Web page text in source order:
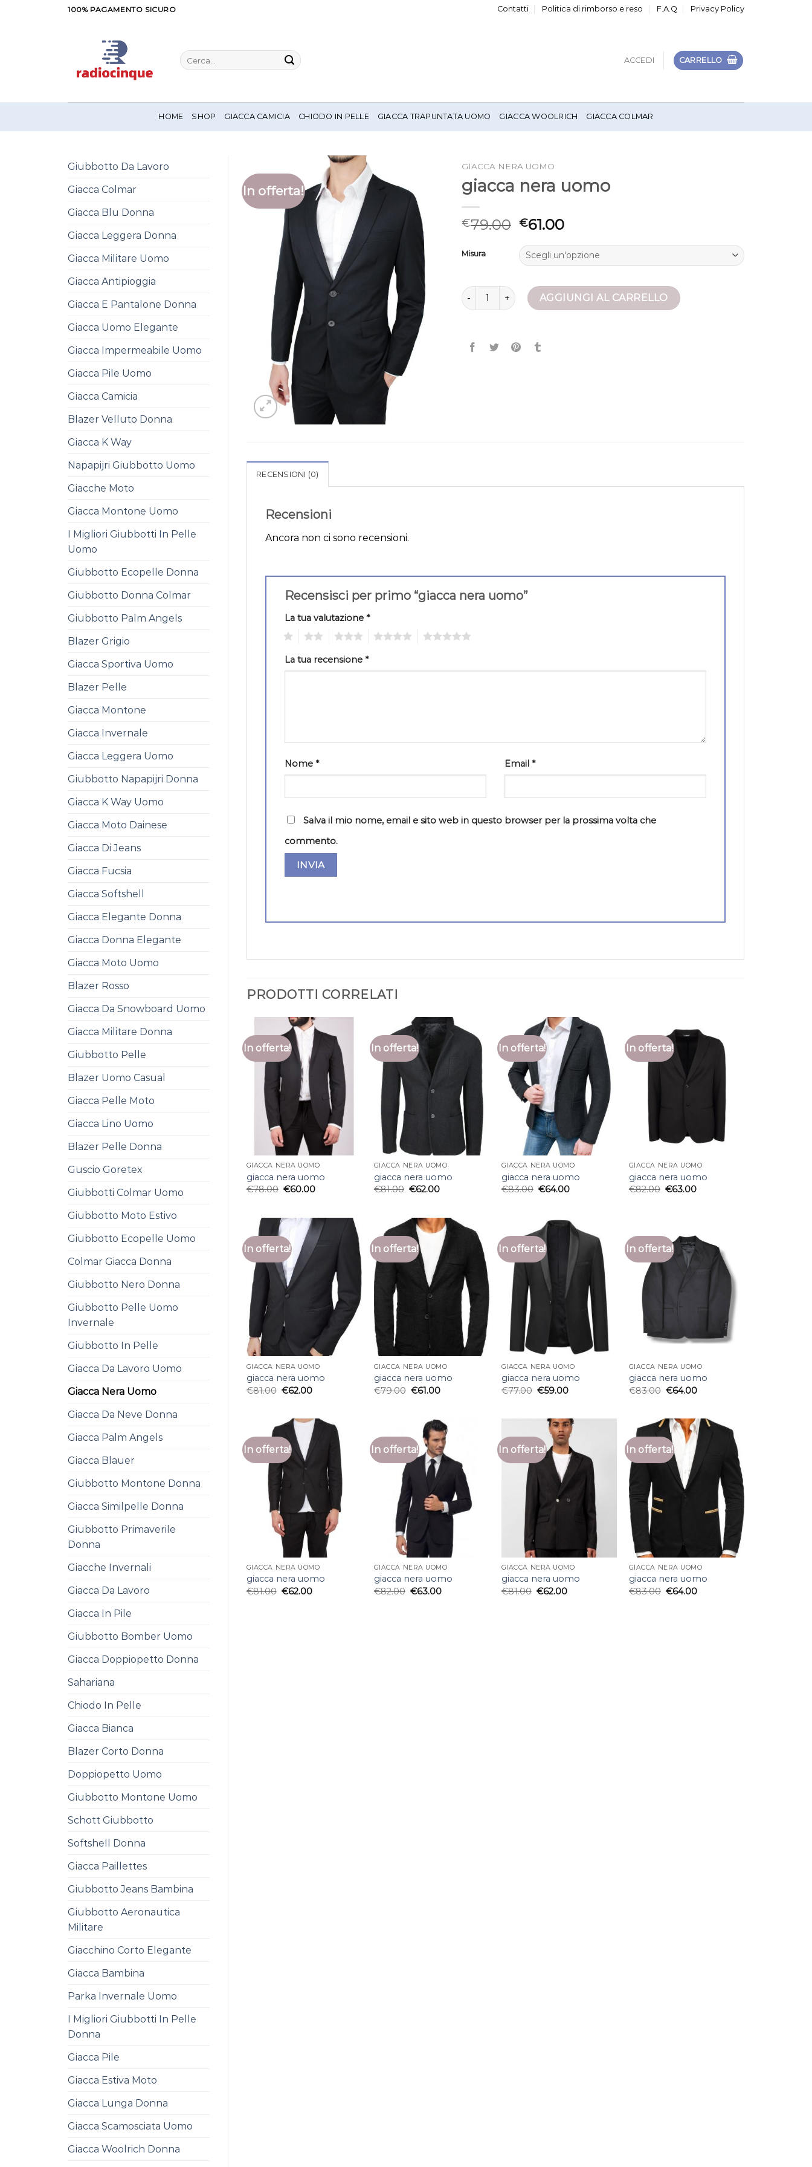
100% PAGAMENTO SICURO Contatti Politica di rimborso e reso F.A.Q Privacy Policy
Cerca:
ACCEDI CARRELLO
HOME SHOP GIACCA CAMICIA CHIODO IN PELLE GIACCA TRAPUNTATA UOMO GIACCA WOOLRICH GIACCA COLMAR
Giubbotto Da Lavoro
Giacca Colmar
Giacca Blu Donna
Giacca Leggera Donna
Giacca Militare Uomo
Giacca Antipioggia
Giacca E Pantalone Donna
Giacca Uomo Elegante
Giacca Impermeabile Uomo
Giacca Pile Uomo
Giacca Camicia
Blazer Velluto Donna
Giacca K Way
Napapijri Giubbotto Uomo
Giacche Moto
Giacca Montone Uomo
I Migliori Giubbotti In Pelle
Uomo
Giubbotto Ecopelle Donna
Giubbotto Donna Colmar
Giubbotto Palm Angels
Blazer Grigio
Giacca Sportiva Uomo
Blazer Pelle
Giacca Montone
Giacca Invernale
Giacca Leggera Uomo
Giubbotto Napapijri Donna
Giacca K Way Uomo
Giacca Moto Dainese
Giacca Di Jeans
Giacca Fucsia
Giacca Softshell
Giacca Elegante Donna
Giacca Donna Elegante
Giacca Moto Uomo
Blazer Rosso
Giacca Da Snowboard Uomo
Giacca Militare Donna
Giubbotto Pelle
Blazer Uomo Casual
Giacca Pelle Moto
Giacca Lino Uomo
Blazer Pelle Donna
Guscio Goretex
Giubbotti Colmar Uomo
Giubbotto Moto Estivo
Giubbotto Ecopelle Uomo
Colmar Giacca Donna
Giubbotto Nero Donna
Giubbotto Pelle Uomo
Invernale
Giubbotto In Pelle
Giacca Da Lavoro Uomo
Giacca Nera Uomo
Giacca Da Neve Donna
Giacca Palm Angels
Giacca Blauer
Giubbotto Montone Donna
Giacca Similpelle Donna
Giubbotto Primaverile
Donna
Giacche Invernali
Giacca Da Lavoro
Giacca In Pile
Giubbotto Bomber Uomo
Giacca Doppiopetto Donna
Sahariana
Chiodo In Pelle
Giacca Bianca
Blazer Corto Donna
Doppiopetto Uomo
Giubbotto Montone Uomo
Schott Giubbotto
Softshell Donna
Giacca Paillettes
Giubbotto Jeans Bambina
Giubbotto Aeronautica
Militare
Giacchino Corto Elegante
Giacca Bambina
Parka Invernale Uomo
I Migliori Giubbotti In Pelle
Donna
Giacca Pile
Giacca Estiva Moto
Giacca Lunga Donna
Giacca Scamosciata Uomo
Giacca Woolrich Donna
In offerta!
GIACCA NERA UOMO
giacca nera uomo
€79.00 €61.00
Misura
giacca nera uomo quantitàAGGIUNGI AL CARRELLO
RECENSIONI (0)
Recensioni
Ancora non ci sono recensioni.
Recensisci per primo “giacca nera uomo”
La tua valutazione *
La tua recensione *
Nome * Email *
Salva il mio nome, email e sito web in questo browser per la prossima volta che
commento.
PRODOTTI CORRELATI
In offerta!
GIACCA NERA UOMO
giacca nera uomo
€78.00 €60.00
In offerta!
GIACCA NERA UOMO
giacca nera uomo
€81.00 €62.00
In offerta!
GIACCA NERA UOMO
giacca nera uomo
€83.00 €64.00
In offerta!
GIACCA NERA UOMO
giacca nera uomo
€82.00 €63.00
In offerta!
GIACCA NERA UOMO
giacca nera uomo
€81.00 €62.00
In offerta!
GIACCA NERA UOMO
giacca nera uomo
€79.00 €61.00
In offerta!
GIACCA NERA UOMO
giacca nera uomo
€77.00 €59.00
In offerta!
GIACCA NERA UOMO
giacca nera uomo
€83.00 €64.00
In offerta!
GIACCA NERA UOMO
giacca nera uomo
€81.00 €62.00
In offerta!
GIACCA NERA UOMO
giacca nera uomo
€82.00 €63.00
In offerta!
GIACCA NERA UOMO
giacca nera uomo
€81.00 €62.00
In offerta!
GIACCA NERA UOMO
giacca nera uomo
€83.00 €64.00